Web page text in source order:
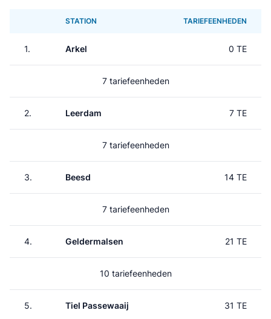
STATION TARIEFEENHEDEN
1. Arkel 0 TE
7 tariefeenheden
2. Leerdam 7 TE
7 tariefeenheden
3. Beesd 14 TE
7 tariefeenheden
4. Geldermalsen 21 TE
10 tariefeenheden
5. Tiel Passewaaij 31 TE